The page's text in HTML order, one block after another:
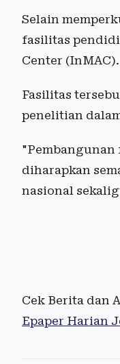
Selain
fasilitas
Center (InMAC).
Fasilitas
penelitian
diharapkan
nasional
Cek Berita dan
Epaper Harian